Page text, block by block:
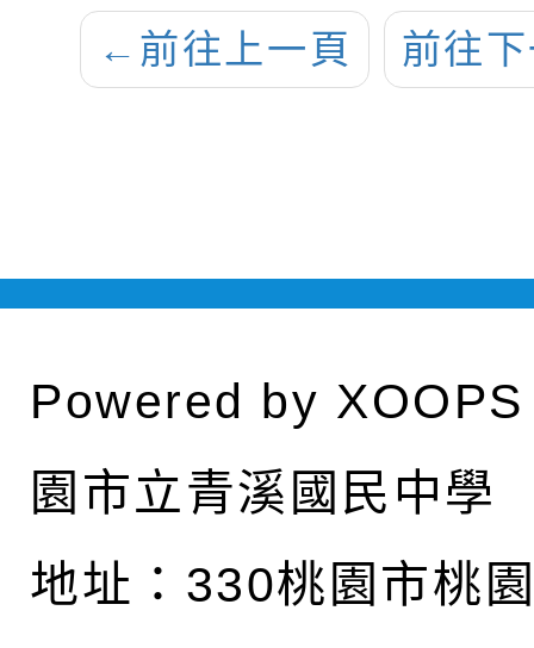
← 前往上一頁 前往
Powered by XOOPS
園市立青溪國民中學
地址： 330桃園市桃